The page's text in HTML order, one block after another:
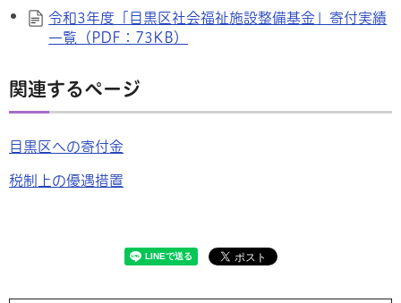
令和3年度「目黒区社会福祉施設整備基金」寄付実績
一覧（PDF：73KB）
関連するページ
目黒区への寄付金
税制上の優遇措置